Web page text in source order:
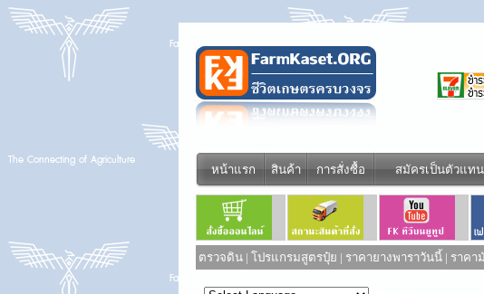
หน้าแรก สินค้า การสั่งซื้อ สมัครเป็นตัวแท
ตรวจดิน | โปรแกรมสูตรปุ๋ย | ราคายางพาราวันนี้ | ราคา